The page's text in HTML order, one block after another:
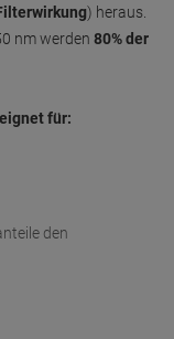
) heraus.
nm werden 80% der
für:
den